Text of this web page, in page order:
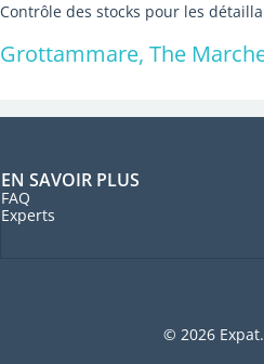
Contrôle des stocks pour les
Grottammare, The
EN SAVOIR PLUS
FAQ
Experts
© 2026